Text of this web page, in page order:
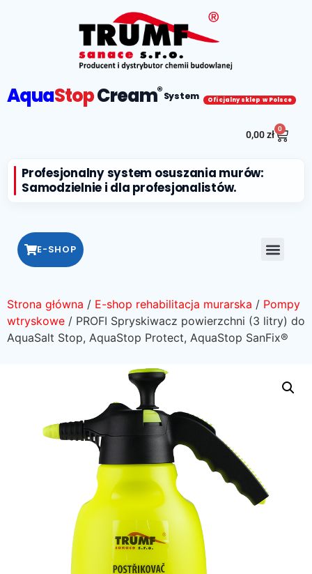
AquaStopCream®System Oficjalny sklep w Polsce
0,00zł
0
Profesjonalny system osuszania murów:
Samodzielnie i dla profesjonalistów.
E-SHOP
Strona główna / E-shop rehabilitacja murarska / Pompy
wtryskowe / PROFI Spryskiwacz powierzchni (3 litry) do
AquaSalt Stop, AquaStop Protect, AquaStop SanFix®